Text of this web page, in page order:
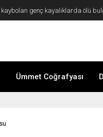
davasında karar
Ümmet Coğrafyası